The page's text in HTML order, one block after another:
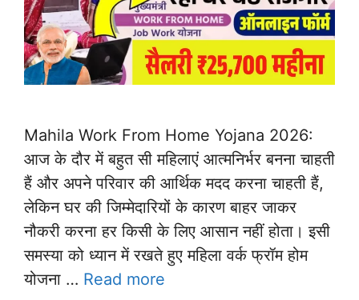
Mahila Work From Home Yojana 2026:
आज के दौर में बहुत सी महिलाएं आत्मनिर्भर बनना चाहती
हैं और अपने परिवार की आर्थिक मदद करना चाहती हैं,
लेकिन घर की जिम्मेदारियों के कारण बाहर जाकर
नौकरी करना हर किसी के लिए आसान नहीं होता। इसी
समस्या को ध्यान में रखते हुए महिला वर्क फ्रॉम होम
योजना … Read more